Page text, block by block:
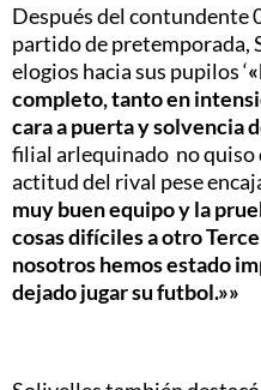
Después del contundente
partido de pretemporada,
elogios hacia sus pupilos ‘
completo, tanto en
cara a puerta y solvencia
filial arlequinado no
actitud del rival pese
muy buen equipo y la
cosas difíciles a otro
nosotros hemos estado
dejado jugar su futbol.»»